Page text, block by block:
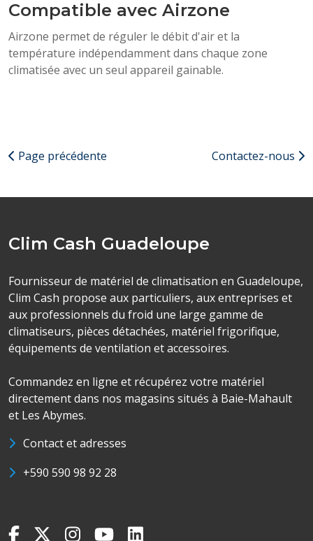
Compatible avec Airzone
Airzone permet de réguler le débit d'air et la
température indépendamment dans chaque zone
climatisée avec un seul appareil gainable.
Page précédente Contactez-nous
Clim Cash Guadeloupe
Fournisseur de matériel de climatisation en Guadeloupe,
Clim Cash propose aux particuliers, aux entreprises et
aux professionnels du froid une large gamme de
climatiseurs, pièces détachées, matériel frigorifique,
équipements de ventilation et accessoires.
Commandez en ligne et récupérez votre matériel
directement dans nos magasins situés à Baie-Mahault
et Les Abymes.
Contact et adresses
+590 590 98 92 28